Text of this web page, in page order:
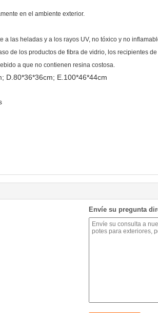
en el ambiente exterior.
las heladas y a los rayos UV, no tóxico y no
de los productos de fibra de vidrio, los recipientes
a que no contienen resina costosa.
D.80*36*36cm; E.100*46*44cm
Envíe su pregunta